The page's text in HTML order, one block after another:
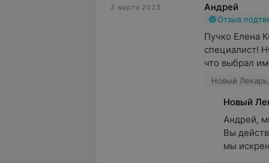
3 марта 2023 Андрей
Отзыв
Пучко Елена
специалист!
что выбрал
Новый
Новый
Андрей,
Вы
мы